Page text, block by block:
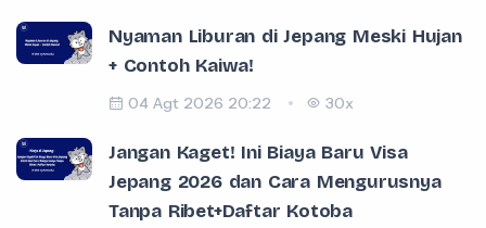
Nyaman Liburan di Jepang Meski Hujan
+ Contoh Kaiwa!
04 Agt 2026 20:22 30x
Jangan Kaget! Ini Biaya Baru Visa
Jepang 2026 dan Cara Mengurusnya
Tanpa Ribet+Daftar Kotoba